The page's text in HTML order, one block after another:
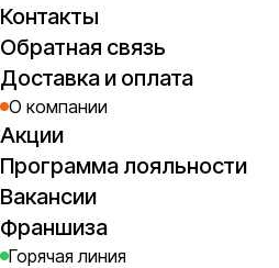
Контакты
Обратная связь
Доставка и оплата
О компании
Акции
Программа лояльности
Вакансии
Франшиза
Горячая линия